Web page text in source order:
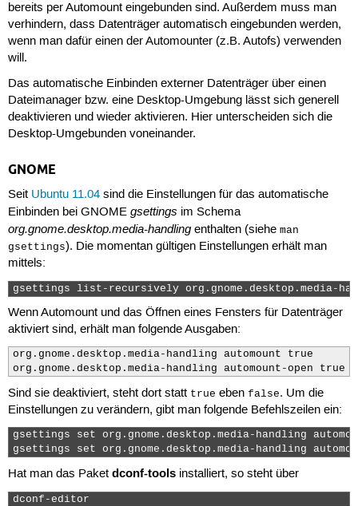
bereits per Automount eingebunden sind. Außerdem muss man
verhindern, dass Datenträger automatisch eingebunden werden,
wenn man dafür einen der Automounter (z.B. Autofs) verwenden
will.
Das automatische Einbinden externer Datenträger über einen
Dateimanager bzw. eine Desktop-Umgebung lässt sich generell
deaktivieren und wieder aktivieren. Hier unterscheiden sich die
Desktop-Umgebunden voneinander.
GNOME
Seit Ubuntu 11.04sind die Einstellungen für das automatische
Einbinden bei GNOME gsettings im Schema
org.gnome.desktop.media-handlingenthalten (siehe man
gsettings). Die momentan gültigen Einstellungen erhält man
mittels:
gsettings list-recursively org.gnome.desktop.media-
Wenn Automount und das Öffnen eines Fensters für Datenträger
aktiviert sind, erhält man folgende Ausgaben:
org.gnome.desktop.media-handling automount true
org.gnome.desktop.media-handling automount-open true
Sind sie deaktiviert, steht dort statt true eben false. Um die
Einstellungen zu verändern, gibt man folgende Befehlszeilen ein:
gsettings set org.gnome.desktop.media-handling
gsettings set org.gnome.desktop.media-handling
Hat man das Paket dconf-toolsinstalliert, so steht über
dconf-editor